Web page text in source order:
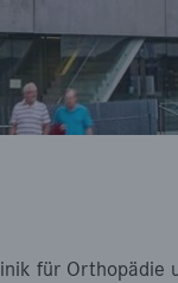
für Orthopädie